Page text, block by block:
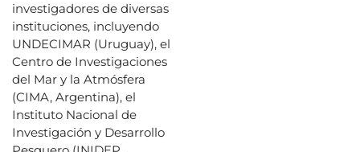
investigadores de diversas
instituciones, incluyendo
UNDECIMAR (Uruguay), el
Centro de Investigaciones
del Mar y la Atmósfera
(CIMA, Argentina), el
Instituto Nacional de
Investigación y Desarrollo